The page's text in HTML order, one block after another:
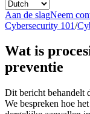
Aan de slagNeem
Cybersecurity 101/
Wat is
preventie
Dit bericht behandelt
We bespreken hoe